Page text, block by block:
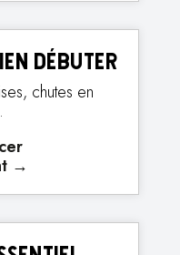
débuter
chutes en
→